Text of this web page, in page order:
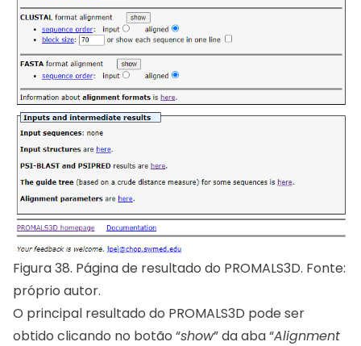
Figura 38. Página de resultado do PROMALS3D. Fonte:
próprio autor.
O principal resultado do PROMALS3D pode ser
obtido clicando no botão “show” da aba “Alignment